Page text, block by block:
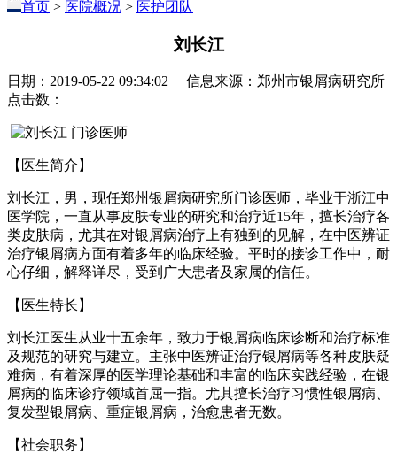
首页 > 医院概况 > 医护团队
刘长江
日期：2019-05-22 09:34:02 信息来源：郑州市银屑病研究所
点击数：
【医生简介】
刘长江，男，现任郑州银屑病研究所门诊医师，毕业于浙江中
医学院，一直从事皮肤专业的研究和治疗近15年，擅长治疗各
类皮肤病，尤其在对银屑病治疗上有独到的见解，在中医辨证
治疗银屑病方面有着多年的临床经验。平时的接诊工作中，耐
心仔细，解释详尽，受到广大患者及家属的信任。
【医生特长】
刘长江医生从业十五余年，致力于银屑病临床诊断和治疗标准
及规范的研究与建立。主张中医辨证治疗银屑病等各种皮肤疑
难病，有着深厚的医学理论基础和丰富的临床实践经验，在银
屑病的临床诊疗领域首屈一指。尤其擅长治疗习惯性银屑病、
复发型银屑病、重症银屑病，治愈患者无数。
【社会职务】